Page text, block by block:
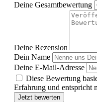
Deine Gesamtbewertung
Deine Rezension
Dein Name
Deine E-Mail-Adresse
Diese Bewertung
Erfahrung und entspricht
Jetzt bewerten